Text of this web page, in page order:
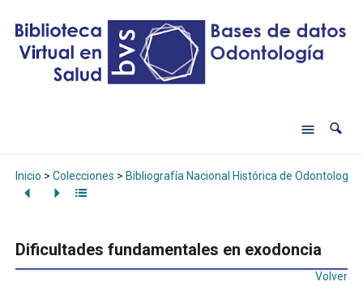
Inicio > Colecciones > Bibliografía Nacional Histórica de Odontología
Dificultades fundamentales en exodoncia
Volver